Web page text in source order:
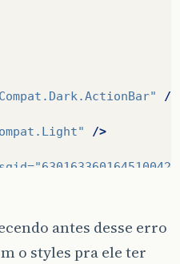
/>
/>
"6301633601645100427"
antes desse erro
o styles pra ele ter